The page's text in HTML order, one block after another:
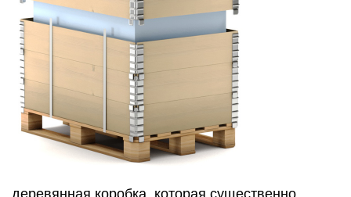
деревянная коробка, которая существенно